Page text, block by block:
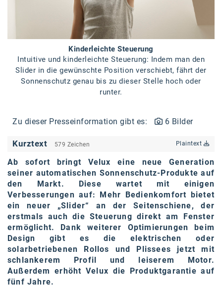
Helvetia Österreich
Ketchum GmbH
Kinderwunschzentrum
Kyndryl
LWND
Mastercard
NEOH
Nespresso
Neudoerfler
OBI
Oral-B
PAYBACK
Kinderleichte Steuerung
Intuitive und kinderleichte Steuerung: Indem man den
Slider in die gewünschte Position verschiebt, fährt der
Sonnenschutz genau bis zu dieser Stelle hoch oder
runter.
Zu dieser Presseinformation gibt es: 6 Bilder
Kurztext 579 Zeichen Plaintext
Ab sofort bringt Velux eine neue Generation
seiner automatischen Sonnenschutz-Produkte auf
den Markt. Diese wartet mit einigen
Verbesserungen auf: Mehr Bedienkomfort bietet
ein neuer „Slider“ an der Seitenschiene, der
erstmals auch die Steuerung direkt am Fenster
ermöglicht. Dank weiterer Optimierungen beim
Design gibt es die elektrischen oder
solarbetriebenen Rollos und Plissees jetzt mit
schlankerem Profil und leiserem Motor.
Außerdem erhöht Velux die Produktgarantie auf
fünf Jahre.